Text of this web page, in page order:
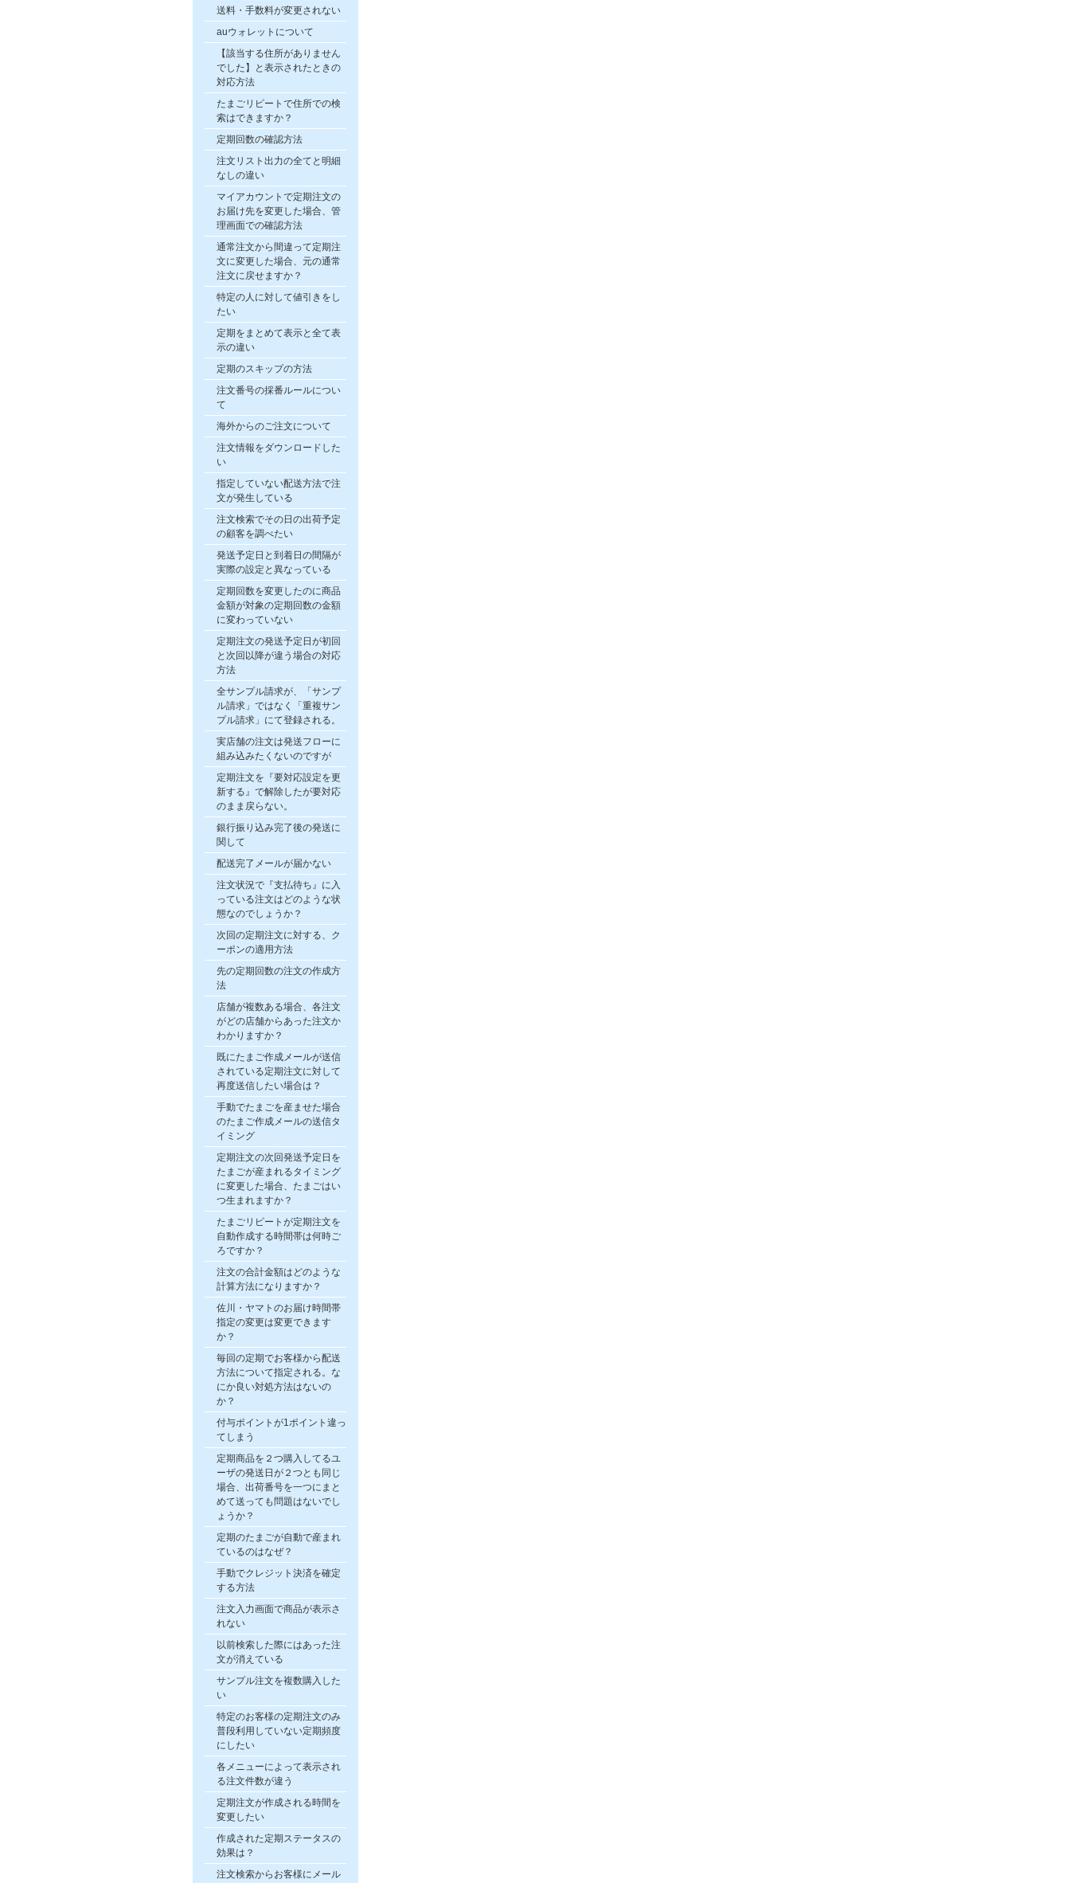
送料・手数料が変更されない
auウォレットについて
【該当する住所がありません
でした】と表示されたときの
対応方法
たまごリピートで住所での検
索はできますか？
定期回数の確認方法
注文リスト出力の全てと明細
なしの違い
マイアカウントで定期注文の
お届け先を変更した場合、管
理画面での確認方法
通常注文から間違って定期注
文に変更した場合、元の通常
注文に戻せますか？
特定の人に対して値引きをし
たい
定期をまとめて表示と全て表
示の違い
定期のスキップの方法
注文番号の採番ルールについ
て
海外からのご注文について
注文情報をダウンロードした
い
指定していない配送方法で注
文が発生している
注文検索でその日の出荷予定
の顧客を調べたい
発送予定日と到着日の間隔が
実際の設定と異なっている
定期回数を変更したのに商品
金額が対象の定期回数の金額
に変わっていない
定期注文の発送予定日が初回
と次回以降が違う場合の対応
方法
全サンプル請求が、「サンプ
ル請求」ではなく「重複サン
プル請求」にて登録される。
実店舗の注文は発送フローに
組み込みたくないのですが
定期注文を『要対応設定を更
新する』で解除したが要対応
のまま戻らない。
銀行振り込み完了後の発送に
関して
配送完了メールが届かない
注文状況で『支払待ち』に入
っている注文はどのような状
態なのでしょうか？
次回の定期注文に対する、ク
ーポンの適用方法
先の定期回数の注文の作成方
法
店舗が複数ある場合、各注文
がどの店舗からあった注文か
わかりますか？
既にたまご作成メールが送信
されている定期注文に対して
再度送信したい場合は？
手動でたまごを産ませた場合
のたまご作成メールの送信タ
イミング
定期注文の次回発送予定日を
たまごが産まれるタイミング
に変更した場合、たまごはい
つ生まれますか？
たまごリピートが定期注文を
自動作成する時間帯は何時ご
ろですか？
注文の合計金額はどのような
計算方法になりますか？
佐川・ヤマトのお届け時間帯
指定の変更は変更できます
か？
毎回の定期でお客様から配送
方法について指定される。な
にか良い対処方法はないの
か？
付与ポイントが1ポイント違っ
てしまう
定期商品を２つ購入してるユ
ーザの発送日が２つとも同じ
場合、出荷番号を一つにまと
めて送っても問題はないでし
ょうか？
定期のたまごが自動で産まれ
ているのはなぜ？
手動でクレジット決済を確定
する方法
注文入力画面で商品が表示さ
れない
以前検索した際にはあった注
文が消えている
サンプル注文を複数購入した
い
特定のお客様の定期注文のみ
普段利用していない定期頻度
にしたい
各メニューによって表示され
る注文件数が違う
定期注文が作成される時間を
変更したい
作成された定期ステータスの
効果は？
注文検索からお客様にメール